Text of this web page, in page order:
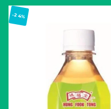
-24%